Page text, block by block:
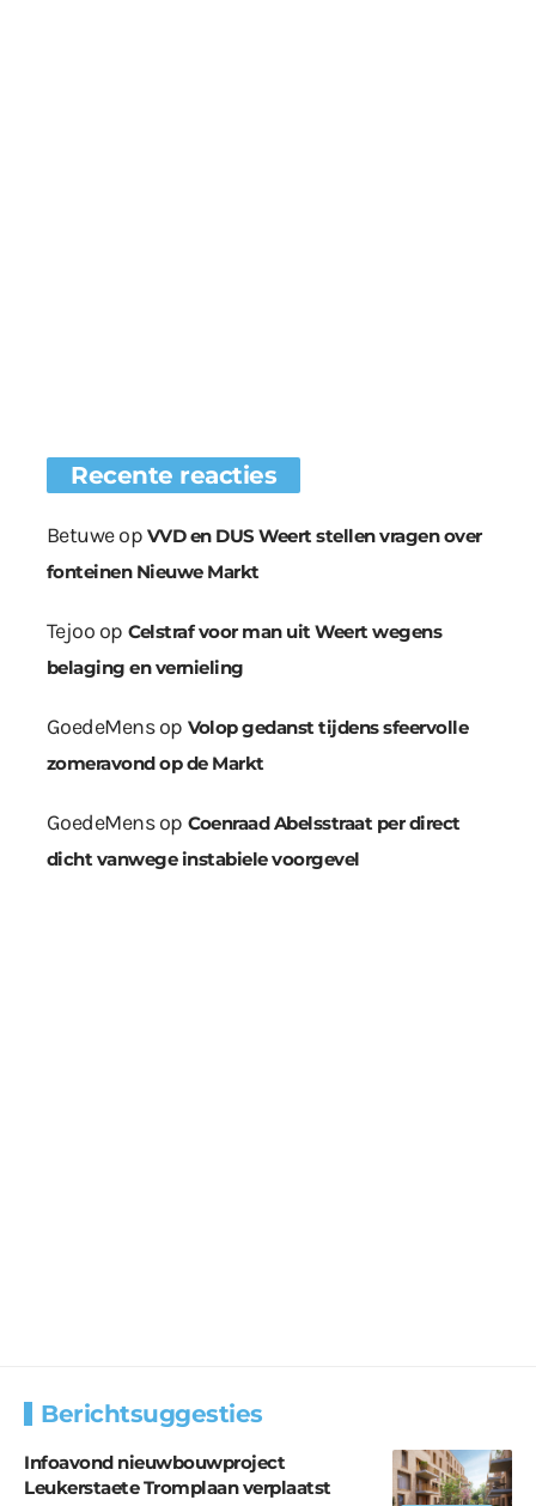
Recente reacties
Betuweop VVD en DUS Weert stellen vragen over
fonteinen Nieuwe Markt
Tejoo op Celstraf voor man uit Weert wegens
belaging en vernieling
GoedeMensop Volop gedanst tijdens sfeervolle
zomeravond op de Markt
GoedeMensop Coenraad Abelsstraat per direct
dicht vanwege instabiele voorgevel
Berichtsuggesties
Infoavond nieuwbouwproject
Leukerstaete Tromplaan verplaatst